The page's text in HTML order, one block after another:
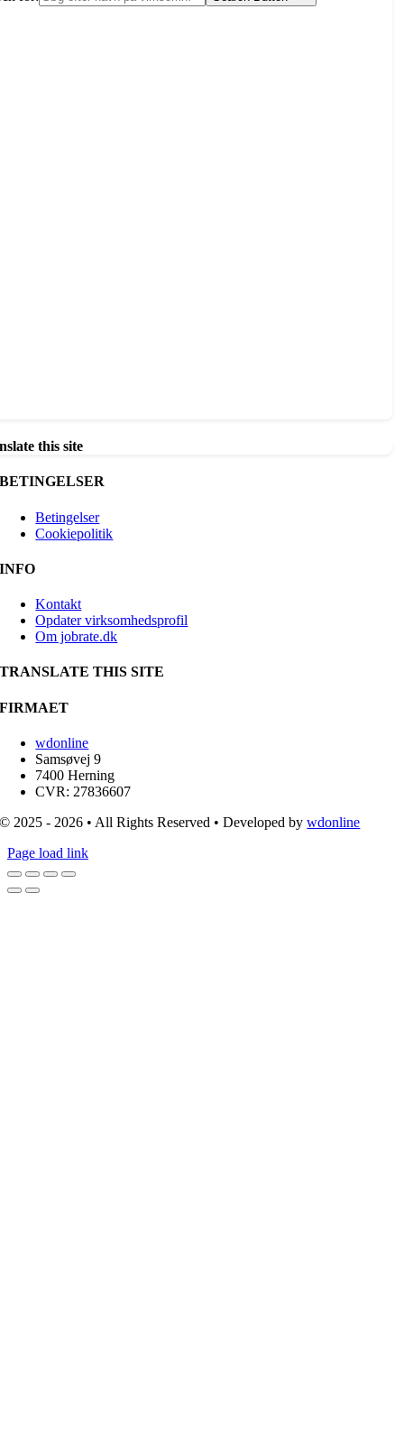
this site
BETINGELSER
Betingelser
Cookiepolitik
INFO
Kontakt
Opdater virksomhedsprofil
Om jobrate.dk
TRANSLATE THIS SITE
FIRMAET
wdonline
Samsøvej 9
7400 Herning
CVR: 27836607
© 2025 - 2026 • All Rights Reserved • Developed bywdonline
Page load link